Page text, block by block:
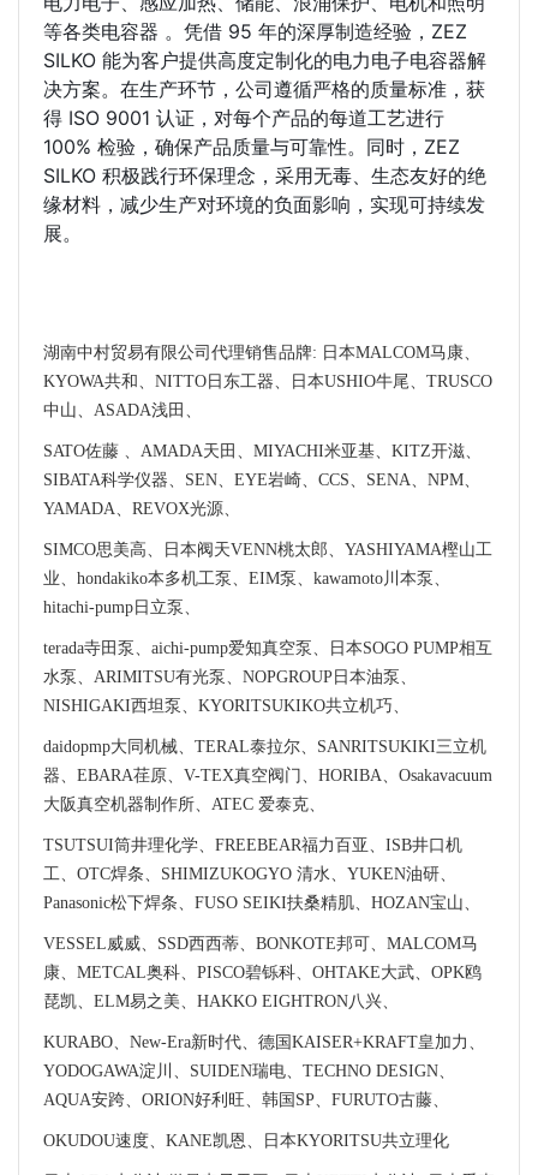
等各类电容器 。凭借 95 年的深厚制造经验，ZEZ
SILKO 能为客户提供高度定制化的电力电子电容器解
决方案。在生产环节，公司遵循严格的质量标准，获
得 ISO 9001 认证，对每个产品的每道工艺进行
100% 检验，确保产品质量与可靠性。同时，ZEZ
SILKO 积极践行环保理念，采用无毒、生态友好的绝
缘材料，减少生产对环境的负面影响，实现可持续发
展。
湖南中村贸易有限公司代理销售品牌: 日本MALCOM马康、
KYOWA共和、NITTO日东工器、日本USHIO牛尾、TRUSCO
中山、ASADA浅田、
SATO佐藤 、AMADA天田、MIYACHI米亚基、KITZ开滋、
SIBATA科学仪器、SEN、EYE岩崎、CCS、SENA、NPM、
YAMADA、REVOX光源、
SIMCO思美高、日本阀天VENN桃太郎、YASHIYAMA樫山工
业、hondakiko本多机工泵、EIM泵、kawamoto川本泵、
hitachi-pump日立泵、
terada寺田泵、aichi-pump爱知真空泵、日本SOGO PUMP相互
水泵、ARIMITSU有光泵、NOPGROUP日本油泵、
NISHIGAKI西坦泵、KYORITSUKIKO共立机巧、
daidopmp大同机械、TERAL泰拉尔、SANRITSUKIKI三立机
器、EBARA荏原、V-TEX真空阀门、HORIBA、Osakavacuum
大阪真空机器制作所、ATEC 爱泰克、
TSUTSUI筒井理化学、FREEBEAR福力百亚、ISB井口机
工、OTC焊条、SHIMIZUKOGYO 清水、YUKEN油研、
Panasonic松下焊条、FUSO SEIKI扶桑精肌、HOZAN宝山、
VESSEL威威、SSD西西蒂、BONKOTE邦可、MALCOM马
康、METCAL奥科、PISCO碧铄科、OHTAKE大武、OPK鸥
琵凯、ELM易之美、HAKKO EIGHTRON八兴、
KURABO、New-Era新时代、德国KAISER+KRAFT皇加力、
YODOGAWA淀川、SUIDEN瑞电、TECHNO DESIGN、
AQUA安跨、ORION好利旺、韩国SP、FURUTO古藤、
OKUDOU速度、KANE凯恩、日本KYORITSU共立理化